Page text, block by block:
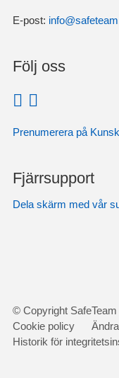
E-post:
Följ oss
Prenumerera på
Fjärrsupport
Dela skärm med vår
Gå
vidare
till
© Copyright SafeTeam
Cookie policy
Historik för